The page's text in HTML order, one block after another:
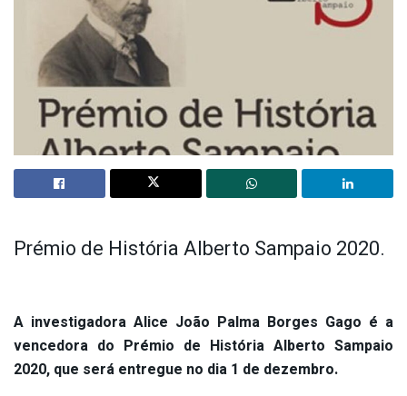
Prémio de História Alberto Sampaio 2020.
A investigadora Alice João Palma Borges Gago é a
vencedora do Prémio de História Alberto Sampaio
2020, que será entregue no dia 1 de dezembro.